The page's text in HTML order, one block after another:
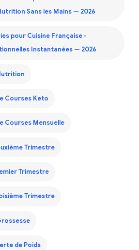
Sans les Mains — 2026
pour Cuisine Française -
Instantanées — 2026
Courses Keto
Courses Mensuelle
Trimestre
Trimestre
Trimestre
de Poids